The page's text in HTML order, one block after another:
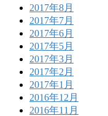
2017年8月
2017年7月
2017年6月
2017年5月
2017年3月
2017年2月
2017年1月
2016年12月
2016年11月